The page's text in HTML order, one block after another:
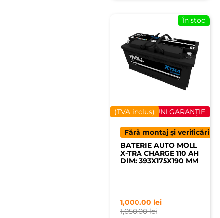
40 LUNI GARANȚIE
(TVA inclus)
În stoc
Fără montaj și verificări
BATERIE AUTO MOLL
X-TRA CHARGE 110 AH
DIM: 393X175X190 MM
1,050.00lei
1,000.00 lei